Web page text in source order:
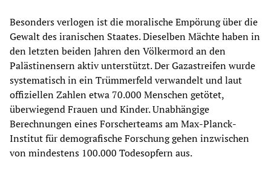
Besonders verlogen ist die moralische Empörung über die
Gewalt des iranischen Staates. Dieselben Mächte haben in
den letzten beiden Jahren den Völkermord an den
Palästinensern aktiv unterstützt. Der Gazastreifen wurde
systematisch in ein Trümmerfeld verwandelt und laut
offiziellen Zahlen etwa 70.000 Menschen getötet,
überwiegend Frauen und Kinder. Unabhängige
Berechnungen eines Forscherteams am Max-Planck-
Institut für demografische Forschung gehen inzwischen
von mindestens 100.000 Todesopfern aus.